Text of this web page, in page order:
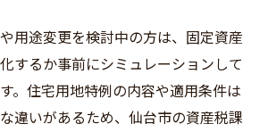
用途変更を検討中の方は、固定資産
するか事前にシミュレーションして
。住宅用地特例の内容や適用条件は
違いがあるため、仙台市の資産税課